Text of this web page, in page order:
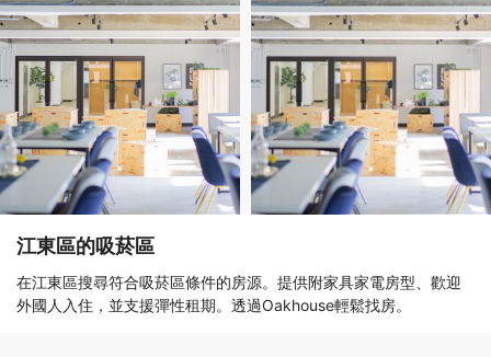
江東區的吸菸區
在江東區搜尋符合吸菸區條件的房源。提供附家具家電房型、歡迎
外國人入住，並支援彈性租期。透過Oakhouse輕鬆找房。